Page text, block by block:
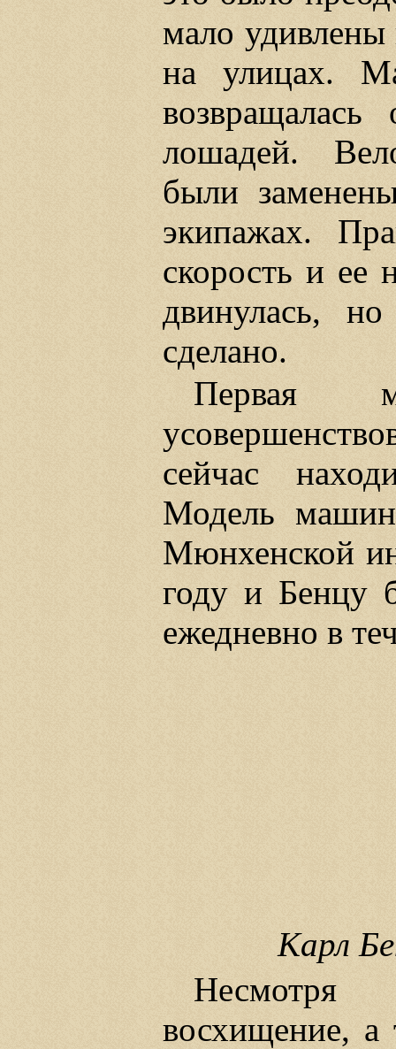
мало удивлены
на улицах.
лошадей.
были
экипажах.
скорость и ее
двинулась,
сделано.
Первая
сейчас
Модель
Мюнхенской
году и Бенцу
ежедневно в
Карл
Несмотря
восхищение, а